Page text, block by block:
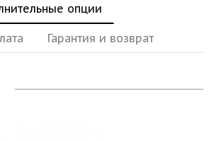
опции
Гарантия и возврат